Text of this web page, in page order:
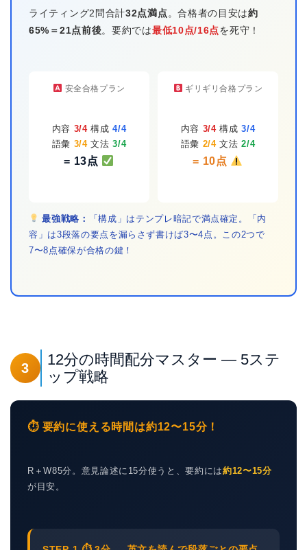
ライティング2問合計32点満点。合格者の目安は約
65%＝21点前後。要約では最低10点/16点を死守！
安全合格プラン
内容 3/4構成4/4
語彙 3/4文法3/4
= 13点
ギリギリ合格プラン
内容 3/4構成3/4
語彙 2/4文法2/4
= 10点
最強戦略：
「構成」はテンプレ暗記で満点確定。「内
容」は3段落の要点を漏らさず書けば3〜4点。この2つで
7〜8点確保が合格の鍵！
3
12分の時間配分マスター — 5ステ
ップ戦略
⏱ 要約に使える時間は約12〜15分！
R＋W85分。意見論述に15分使うと、要約には約12〜15分
が目安。